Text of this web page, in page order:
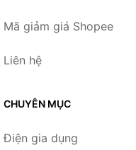
Mã giảm giá Shopee
Liên hệ
CHUYÊN MỤC
Điện gia dụng